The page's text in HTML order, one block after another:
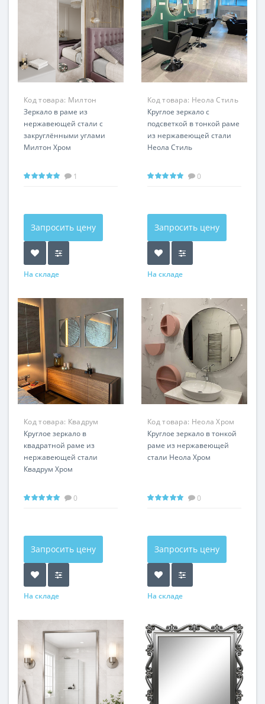
Код товара: Милтон
RSM571
Зеркало в раме из
нержавеющей стали с
закруглёнными углами
Милтон Хром
1
Запросить цену
На складе
Код товара: Неола Стиль
GSM9080
Круглое зеркало c
подсветкой в тонкой раме
из нержавеющей стали
Неола Стиль
0
Запросить цену
На складе
Код товара: Квадрум
Хром RSM-17171
Круглое зеркало в
квадратной раме из
нержавеющей стали
Квадрум Хром
0
Запросить цену
На складе
Код товара: Неола Хром
GSM-1010
Круглое зеркало в тонкой
раме из нержавеющей
стали Неола Хром
0
Запросить цену
На складе